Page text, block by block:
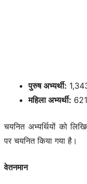
पुरुष अभ्यर्थी:
महिला अभ्यर्थी: 621
चयनित अभ्यर्थियों को
पर चयनित किया गया है।
वेतनमान